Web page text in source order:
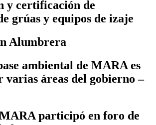
y certificación de
grúas y equipos de izaje
Alumbrera
ambiental de MARA es
varias áreas del gobierno –
participó en foro de